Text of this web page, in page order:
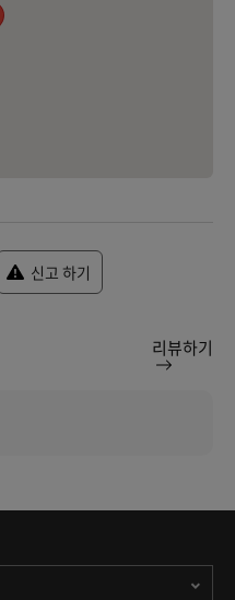
신고 하기
리뷰하기